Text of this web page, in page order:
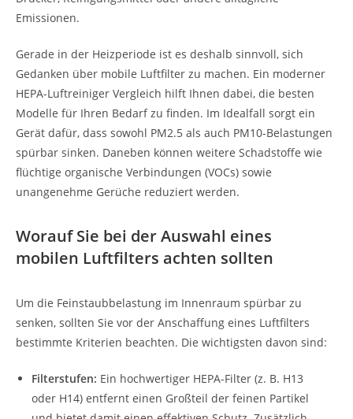
Emissionen.
Gerade in der Heizperiode ist es deshalb sinnvoll, sich
Gedanken über mobile Luftfilter zu machen. Ein moderner
HEPA-Luftreiniger Vergleich hilft Ihnen dabei, die besten
Modelle für Ihren Bedarf zu finden. Im Idealfall sorgt ein
Gerät dafür, dass sowohl PM2.5 als auch PM10-Belastungen
spürbar sinken. Daneben können weitere Schadstoffe wie
flüchtige organische Verbindungen (VOCs) sowie
unangenehme Gerüche reduziert werden.
Worauf Sie bei der Auswahl eines
mobilen Luftfilters achten sollten
Um die Feinstaubbelastung im Innenraum spürbar zu
senken, sollten Sie vor der Anschaffung eines Luftfilters
bestimmte Kriterien beachten. Die wichtigsten davon sind:
Filterstufen: Ein hochwertiger HEPA-Filter (z. B. H13
oder H14) entfernt einen Großteil der feinen Partikel